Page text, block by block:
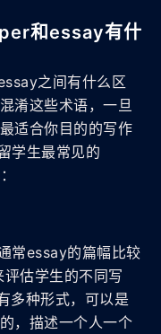
和essay有什
之间有什么区
淆这些术语，一旦
适合你目的的写作
学生最常见的
常essay的篇幅比较
估学生的不同写
多种形式，可以是
，描述一个人一个